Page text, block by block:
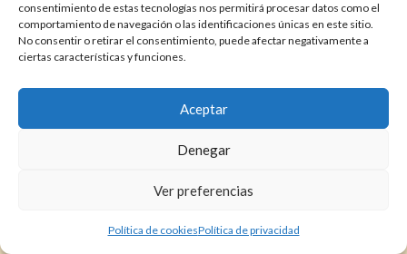
consentimiento de estas tecnologías nos permitirá procesar datos como el
comportamiento de navegación o las identificaciones únicas en este sitio.
No consentir o retirar el consentimiento, puede afectar negativamente a
ciertas características y funciones.
Aceptar
Denegar
Ver preferencias
Política de cookiesPolítica de privacidad
indeterminado de finales del siglo VIII. Su primer conde fue Aureolo,
que murió en el año 809, y luego el muladí Amrus ibn Yusuf, entonces
gobernador de la Marca Superior, se apoderó de sus posesiones. Amrus
Carlomagno para someterse a él, pero Carlomagno llegó a un acuerdo de
paz con el emir al-Hakam I y eso hizo que el plan de Amrus saliera mal.